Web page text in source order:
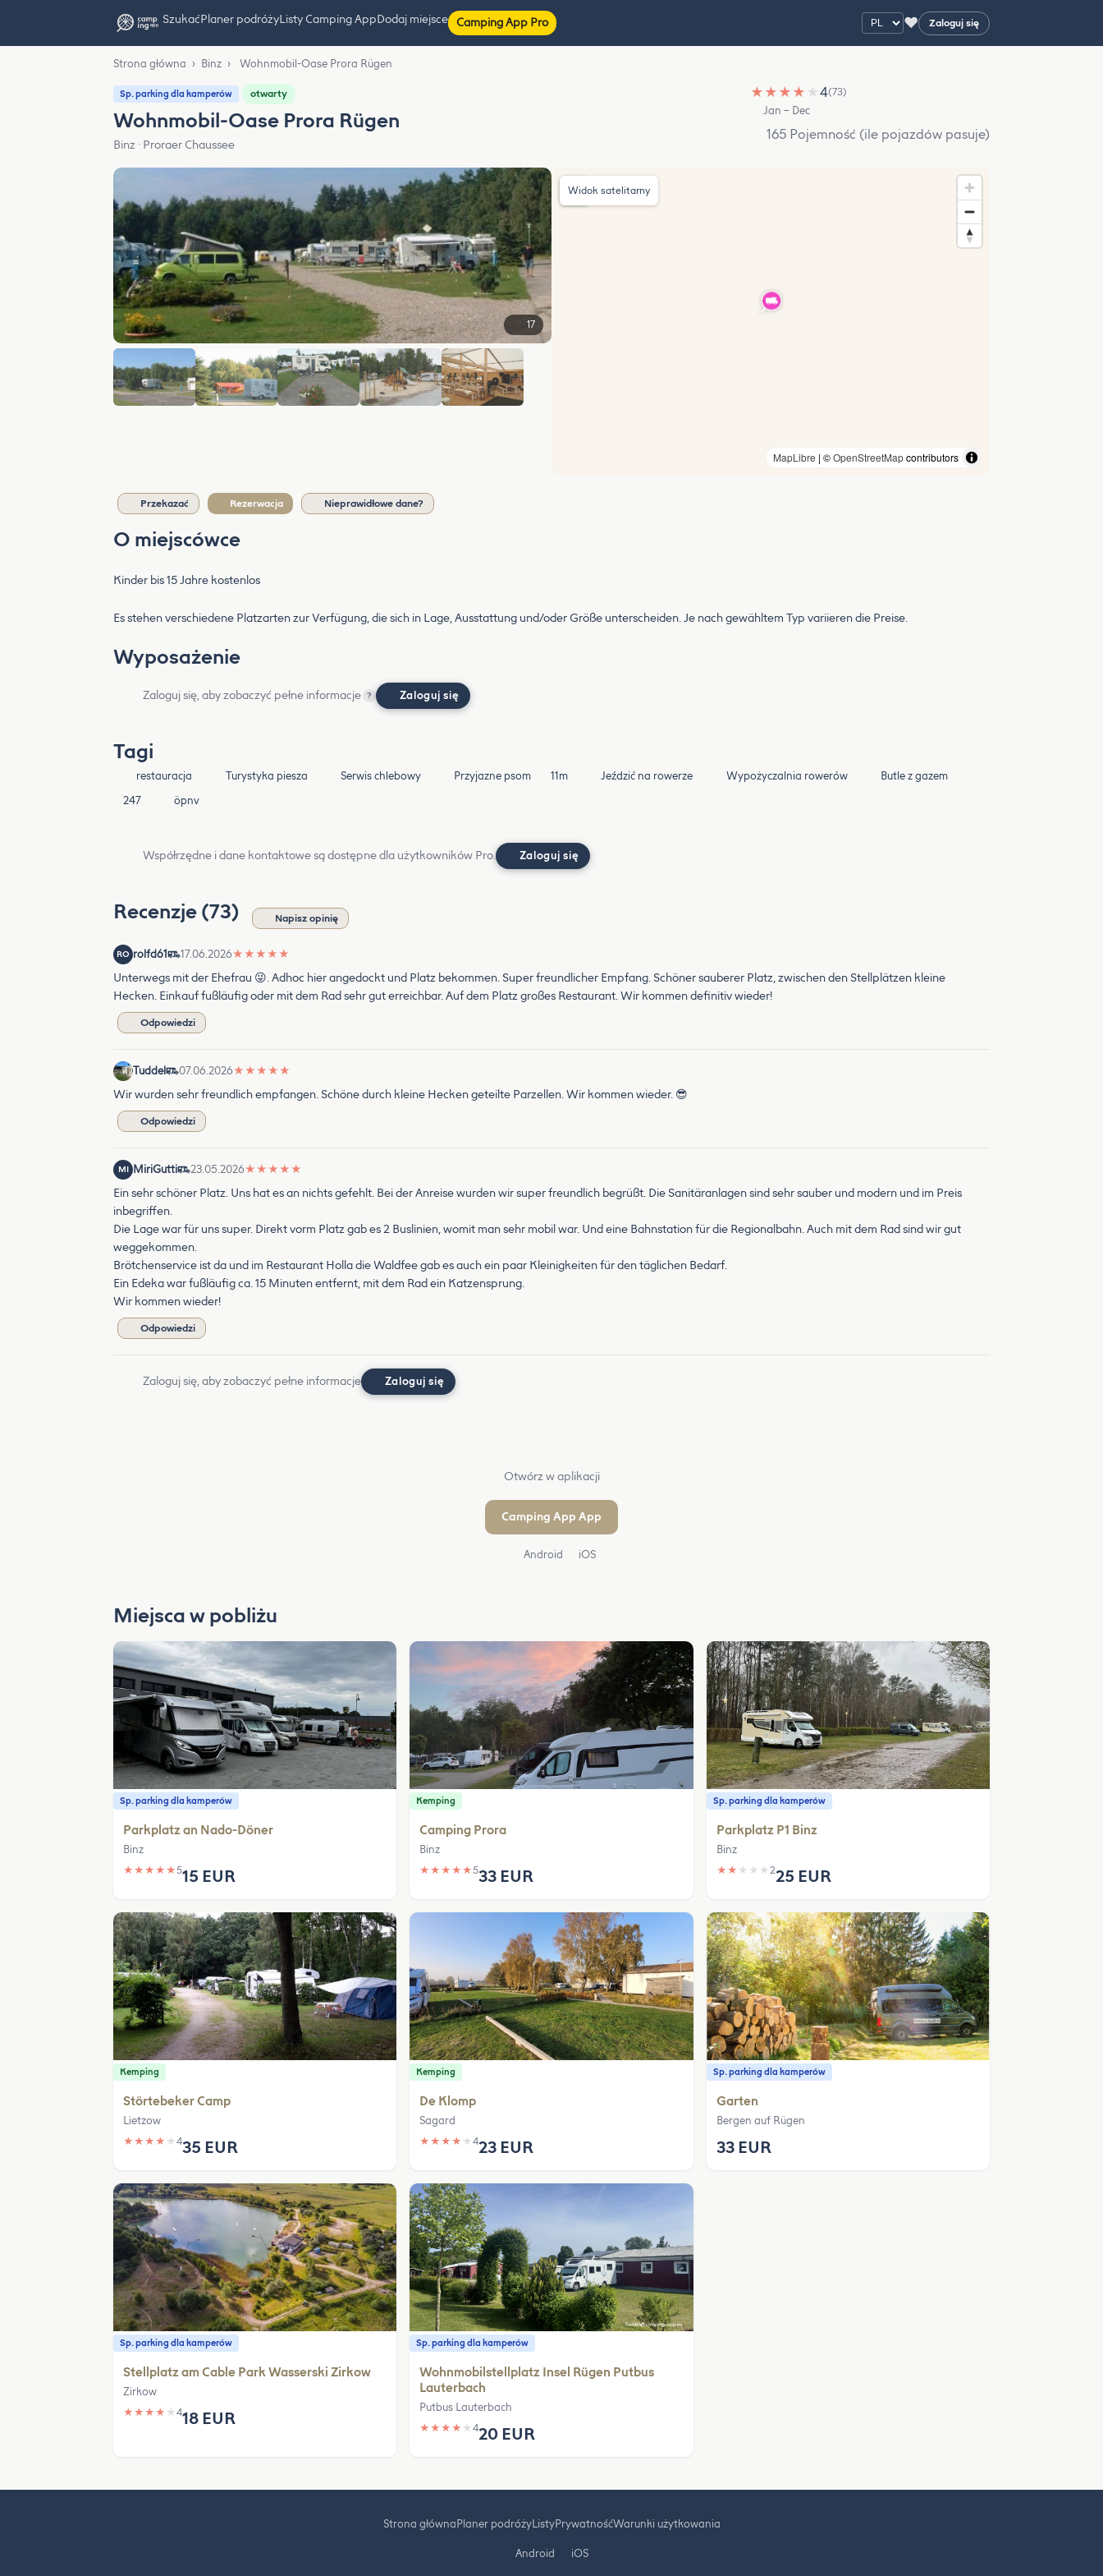
SzukaćPlaner podróżyListy Camping AppDodaj miejsce Camping App Pro ♥ Zaloguj się
Strona główna › Binz › Wohnmobil-Oase Prora Rügen
Sp. parking dla kamperów otwarty
Wohnmobil-Oase Prora Rügen
Binz · Proraer Chaussee
★ ★ ★ ★ ★4(73)
Jan – Dec
165 Pojemność (ile pojazdów pasuje)
17
MapLibre | ©OpenStreetMapcontributors
Widok satelitarny
Przekazać Rezerwacja Nieprawidłowe dane?
O miejscówce
Kinder bis 15 Jahre kostenlos
Es stehen verschiedene Platzarten zur Verfügung, die sich in Lage, Ausstattung und/oder Größe unterscheiden. Je nach gewähltem Typ variieren die Preise.
Wyposażenie
Zaloguj się, aby zobaczyć pełne informacje ? Zaloguj się
Tagi
restauracja Turystyka piesza Serwis chlebowy Przyjazne psom 11m Jeździć na rowerze Wypożyczalnia rowerów
Butle z gazem
247
öpnv
Współrzędne i dane kontaktowe są dostępne dla użytkowników Pro. Zaloguj się
Recenzje (73) Napisz opinię
RO rolfd61 17.06.2026★ ★ ★ ★ ★
Unterwegs mit der Ehefrau 😜. Adhoc hier angedockt und Platz bekommen. Super freundlicher Empfang. Schöner sauberer Platz, zwischen den Stellplätzen kleine
Hecken. Einkauf fußläufig oder mit dem Rad sehr gut erreichbar. Auf dem Platz großes Restaurant. Wir kommen definitiv wieder!
Odpowiedzi
Tuddel 07.06.2026★ ★ ★ ★ ★
Wir wurden sehr freundlich empfangen. Schöne durch kleine Hecken geteilte Parzellen. Wir kommen wieder. 😎
Odpowiedzi
MI MiriGutti 23.05.2026★ ★ ★ ★ ★
Ein sehr schöner Platz. Uns hat es an nichts gefehlt. Bei der Anreise wurden wir super freundlich begrüßt. Die Sanitäranlagen sind sehr sauber und modern und im Preis
inbegriffen.
Die Lage war für uns super. Direkt vorm Platz gab es 2 Buslinien, womit man sehr mobil war. Und eine Bahnstation für die Regionalbahn. Auch mit dem Rad sind wir gut
weggekommen.
Brötchenservice ist da und im Restaurant Holla die Waldfee gab es auch ein paar Kleinigkeiten für den täglichen Bedarf.
Ein Edeka war fußläufig ca. 15 Minuten entfernt, mit dem Rad ein Katzensprung.
Wir kommen wieder!
Odpowiedzi
Zaloguj się, aby zobaczyć pełne informacje Zaloguj się
Otwórz w aplikacji
Camping App App
Android iOS
Miejsca w pobliżu
Sp. parking dla kamperów
Parkplatz an Nado-Döner
Binz
★ ★ ★ ★ ★515 EUR
Kemping
Camping Prora
Binz
★ ★ ★ ★ ★533 EUR
Sp. parking dla kamperów
Parkplatz P1 Binz
Binz
★ ★ ★ ★ ★ 225 EUR
Kemping
Störtebeker Camp
Lietzow
★ ★ ★ ★ ★ 435 EUR
Kemping
De Klomp
Sagard
★ ★ ★ ★ ★423 EUR
Sp. parking dla kamperów
Garten
Bergen auf Rügen
33 EUR
Sp. parking dla kamperów
Stellplatz am Cable Park Wasserski Zirkow
Zirkow
★ ★ ★ ★ ★ 418 EUR
Sp. parking dla kamperów
Wohnmobilstellplatz Insel Rügen Putbus
Lauterbach
Putbus Lauterbach
★ ★ ★ ★ ★420 EUR
Strona główna Planer podróżyListyPrywatnośćWarunki użytkowania
Android iOS